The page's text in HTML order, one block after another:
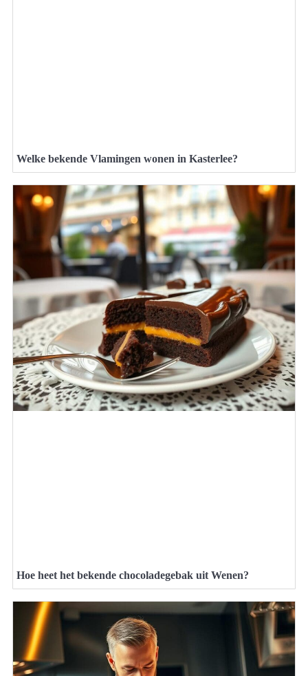
Welke bekende Vlamingen wonen in Kasterlee?
Hoe heet het bekende chocoladegebak uit Wenen?